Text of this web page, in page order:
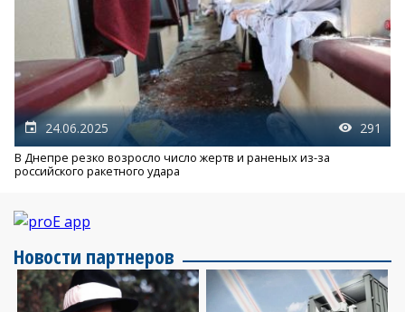
24.06.2025 291
В Днепре резко возросло число жертв и раненых из-за
российского ракетного удара
Новости партнеров